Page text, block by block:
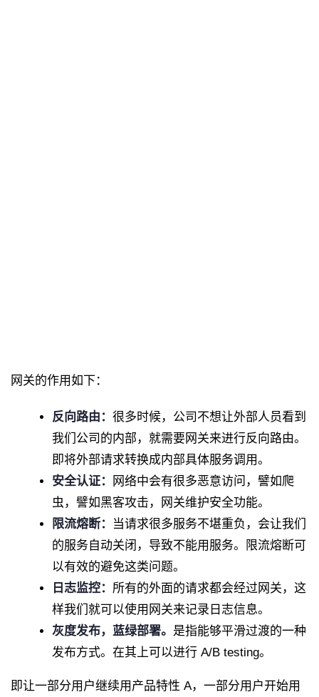
网关的作用如下：
反向路由： 很多时候，公司不想让外部人员看到
我们公司的内部，就需要网关来进行反向路由。
即将外部请求转换成内部具体服务调用。
安全认证：
网络中会有很多恶意访问，譬如爬
虫，譬如黑客攻击，网关维护安全功能。
限流熔断：
当请求很多服务不堪重负，会让我们
的服务自动关闭，导致不能用服务。限流熔断可
以有效的避免这类问题。
日志监控： 所有的外面的请求都会经过网关，这
样我们就可以使用网关来记录日志信息。
灰度发布，蓝绿部署。 是指能够平滑过渡的一种
发布方式。在其上可以进行 A/B testing。
即让一部分用户继续用产品特性 A，一部分用户开始用